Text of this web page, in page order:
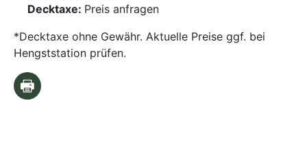
Decktaxe: Preis anfragen
*Decktaxe ohne Gewähr. Aktuelle Preise ggf. bei
Hengststation prüfen.